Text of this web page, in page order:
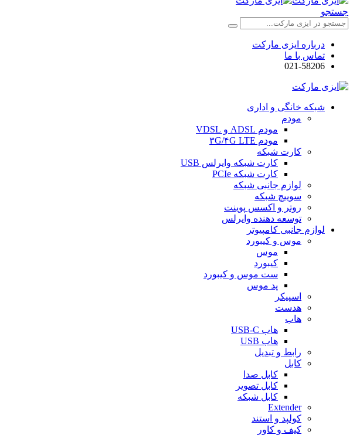
جستجو
درباره ایزی مارکت
تماس با ما
021-58206
شبکه خانگی و اداری
مودم
مودم ADSL و VDSL
مودم ۳G/۴G LTE
کارت شبکه
کارت شبکه وایرلس USB
کارت شبکه PCIe
لوازم جانبی شبکه
سوییچ شبکه
روتر و اکسس پوینت
توسعه دهنده وایرلس
لوازم جانبی کامپیوتر
موس و کیبورد
موس
کیبورد
ست موس و کیبورد
پد موس
اسپیکر
هدست
هاب
هاب USB-C
هاب USB
رابط و تبدیل
کابل
کابل صدا
کابل تصویر
کابل شبکه
Extender
کولپد و استند
کیف و کاور